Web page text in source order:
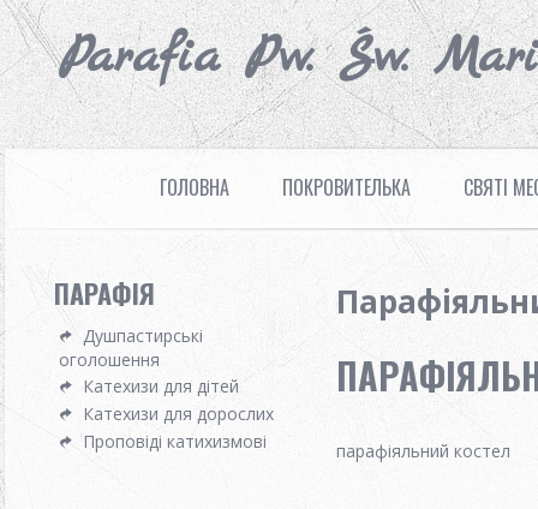
Parafia Pw. Św.
ГОЛОВНА ПОКРОВИТЕЛЬКА СВЯТІ
ПАРАФІЯ
Душпастирські
оголошення
Катехизи для дітей
Катехизи для дорослих
Проповіді катихизмові
парафіяльний костел